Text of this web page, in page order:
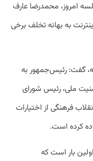
امروز، محمدرضا عارف
به بهانه تخلف برخی
گفت: رئیس‌جمهور به
ملی، رئیس شورای
فرهنگی از اختیارات
کرده است.
بار است که